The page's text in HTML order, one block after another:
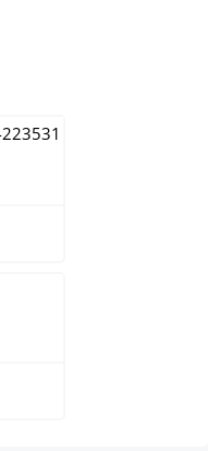
nicht verfügbar.)